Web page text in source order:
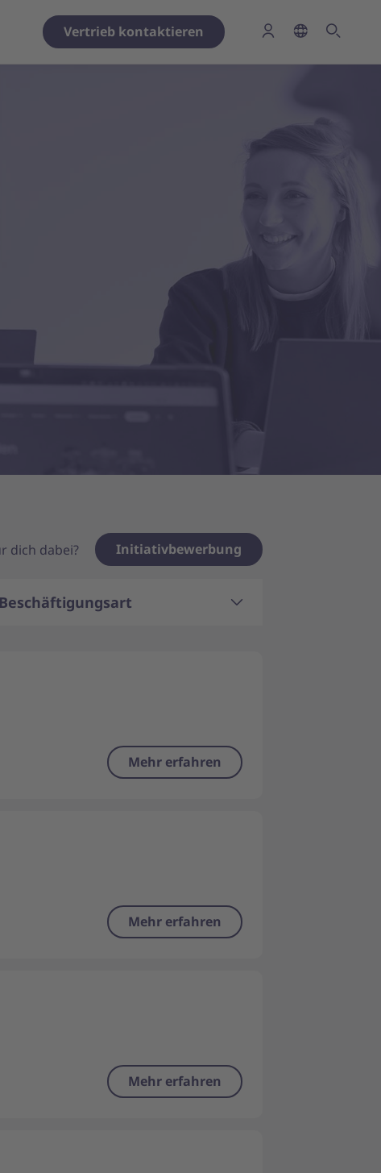
Vertrieb kontaktieren
dich dabei? Initiativbewerbung
Beschäftigungsart
Mehr erfahren
Mehr erfahren
Mehr erfahren